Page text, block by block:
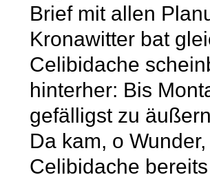
Brief mit allen
Kronawitter bat
Celibidache
hinterher: Bis
gefälligst zu
Da kam, o
Celibidache